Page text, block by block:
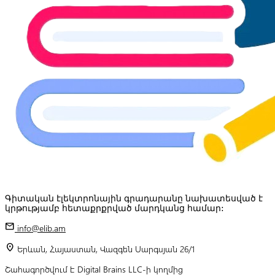
Գիտական էլեկտրոնային գրադարանը նախատեսված է
կրթությամբ հետաքրքրված մարդկանց համար:
mail info@elib.am
location_on Երևան, Հայաստան, Վազգեն Սարգսյան 26/1
Շահագործվում է Digital Brains LLC-ի կողմից